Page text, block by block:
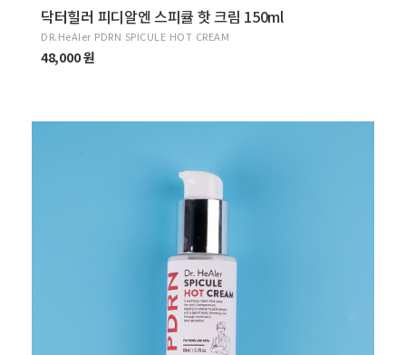
닥터힐러 피디알엔 스피큘 핫 크림 150ml
DR.HeAler PDRN SPICULE HOT CREAM
48,000 원